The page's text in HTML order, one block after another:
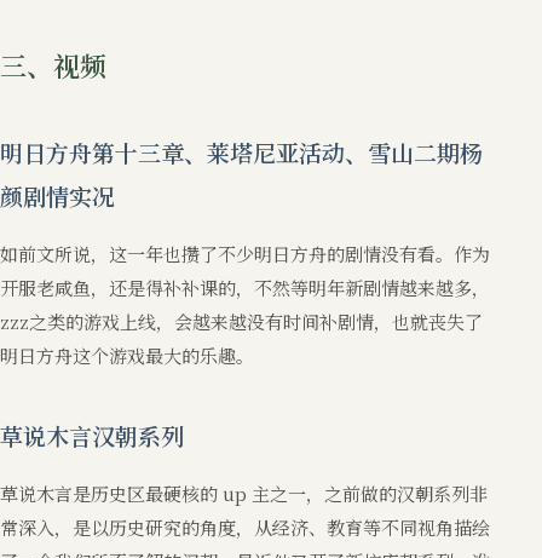
三、视频
明日方舟第十三章、莱塔尼亚活动、雪山二期杨
颜剧情实况
如前文所说，这一年也攒了不少明日方舟的剧情没有看。作为
开服老咸鱼，还是得补补课的，不然等明年新剧情越来越多，
zzz之类的游戏上线，会越来越没有时间补剧情，也就丧失了
明日方舟这个游戏最大的乐趣。
草说木言汉朝系列
草说木言是历史区最硬核的 up 主之一，之前做的汉朝系列非
常深入，是以历史研究的角度，从经济、教育等不同视角描绘